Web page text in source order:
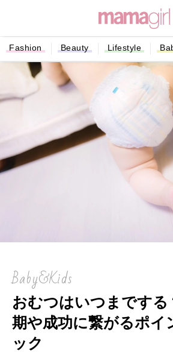
Fashion Beauty Lifestyle
Baby&Kids
おむつはいつまでする
期や成功に繋がるポイ
ック